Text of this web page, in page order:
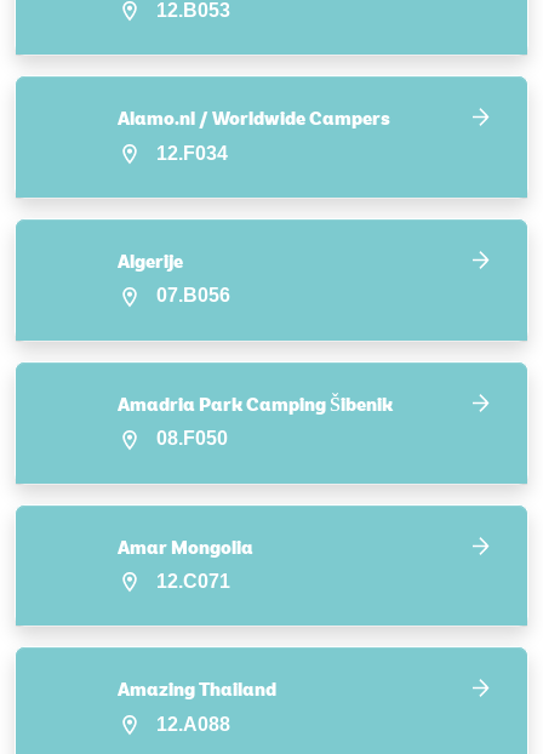
12.B053
Alamo.nl / Worldwide Campers
12.F034
Algerije
07.B056
Amadria Park Camping Šibenik
08.F050
Amar Mongolia
12.C071
Amazing Thailand
12.A088